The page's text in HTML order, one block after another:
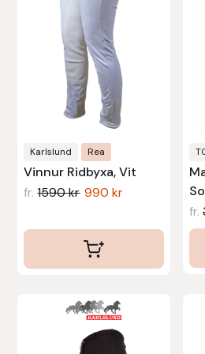
Karlslund Rea
Vinnur Ridbyxa, Vit
fr. 1590kr 990kr
alternativen
produktsidan
fr.
Veredus
Walsh
Werkman Hoofcare